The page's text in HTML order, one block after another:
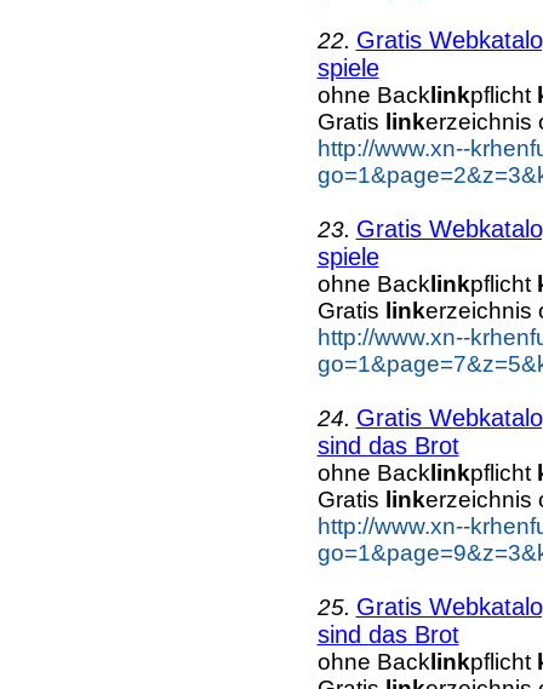
22. Gratis
spiele
ohne Back linkpflicht
Gratis linkerzeichnis
http://www.xn--
23. Gratis
spiele
ohne Back linkpflicht
Gratis linkerzeichnis
http://www.xn--
24. Gratis
sind das Brot
ohne Back linkpflicht
Gratis linkerzeichnis
http://www.xn--
25. Gratis
sind das Brot
ohne Back linkpflicht